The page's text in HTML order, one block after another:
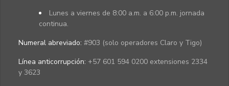
Lunes a viernes de 8:00 a.m. a 6:00 p.m. jornada
continua.
Numeral abreviado: #903 (solo operadores Claro y Tigo)
Línea anticorrupción: +57 601 594 0200 extensiones 2334
y 3623